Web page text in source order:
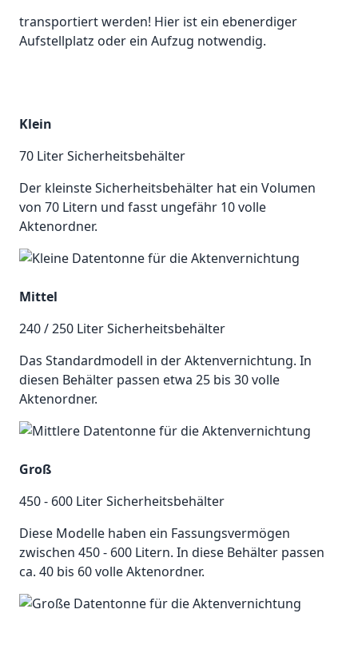
transportiert werden! Hier ist ein ebenerdiger
Aufstellplatz oder ein Aufzug notwendig.
Klein
70 Liter Sicherheitsbehälter
Der kleinste Sicherheitsbehälter hat ein Volumen
von 70 Litern und fasst ungefähr 10 volle
Aktenordner.
Mittel
240 / 250 Liter Sicherheitsbehälter
Das Standardmodell in der Aktenvernichtung. In
diesen Behälter passen etwa 25 bis 30 volle
Aktenordner.
Groß
450 - 600 Liter Sicherheitsbehälter
Diese Modelle haben ein Fassungsvermögen
zwischen 450 - 600 Litern. In diese Behälter passen
ca. 40 bis 60 volle Aktenordner.